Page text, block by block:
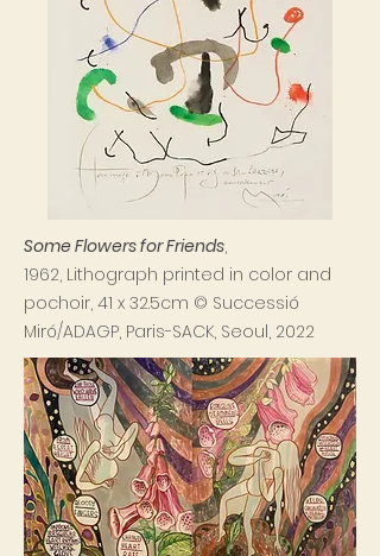
Some Flowers for Friends,
1962, Lithograph printed in color and
pochoir, 41 x 32.5cm © Successió
Miró/ADAGP, Paris-SACK, Seoul, 2022